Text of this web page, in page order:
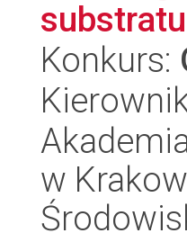
Konkurs:
w